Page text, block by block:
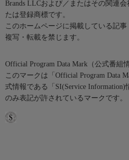
Brands LLCおよび／またはその関連
たは登録商標です。
このホームページに掲載している記
複写・転載を禁じます。
Official Program Data Mark（公式番組
このマークは「Official Program Data
式情報である「SI(Service
のみ表記が許されているマークです。